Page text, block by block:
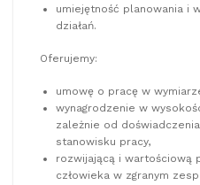
umiejętność planowania i
działań.
Oferujemy:
umowę o pracę w
wynagrodzenie w
zależnie od
stanowisku pracy,
rozwijającą i wartościową
człowieka w zgranym